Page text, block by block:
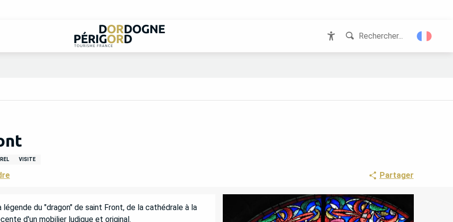
Rechercher...
VISITE
Partager
du "dragon" de saint Front, de la cathédrale à la
d'un mobilier ludique et original.